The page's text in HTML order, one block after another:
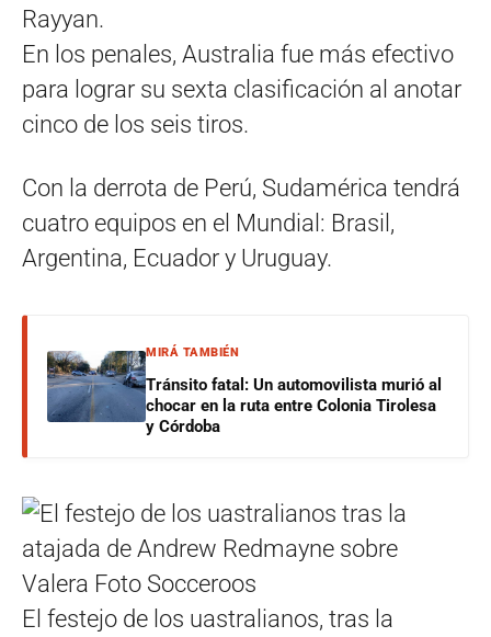
Rayyan.
En los penales, Australia fue más efectivo
para lograr su sexta clasificación al anotar
cinco de los seis tiros.
Con la derrota de Perú, Sudamérica tendrá
cuatro equipos en el Mundial: Brasil,
Argentina, Ecuador y Uruguay.
MIRÁ TAMBIÉN
Tránsito fatal: Un automovilista murió al
chocar en la ruta entre Colonia Tirolesa
y Córdoba
El festejo de los uastralianos, tras la